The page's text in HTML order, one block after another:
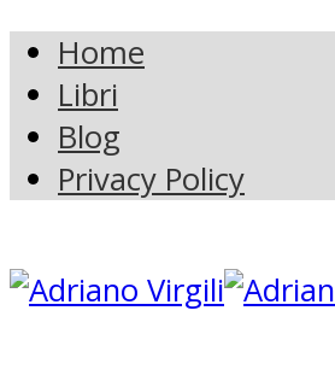
Home
Libri
Blog
Privacy Policy